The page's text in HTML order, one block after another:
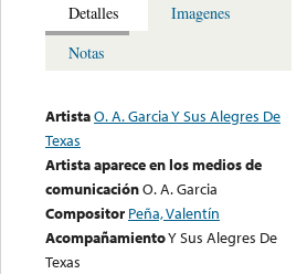
Detalles
Imagenes
Notas
ArtistaO. A. Garcia Y Sus Alegres De
Texas
Artista aparece en los medios de
comunicaciónO. A. Garcia
Compositor Peña, Valentín
AcompañamientoY Sus Alegres De
Texas